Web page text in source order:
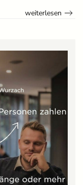
weiterlesen